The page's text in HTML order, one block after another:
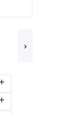
›